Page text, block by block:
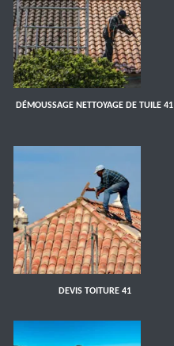
DÉMOUSSAGE NETTOYAGE DE TUILE 41
DEVIS TOITURE 41